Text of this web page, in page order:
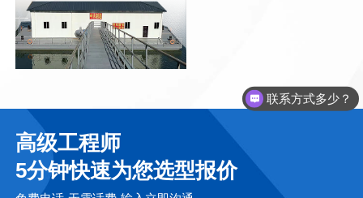
高级工程师
5分钟快速为您选型报价
联系方式多少？